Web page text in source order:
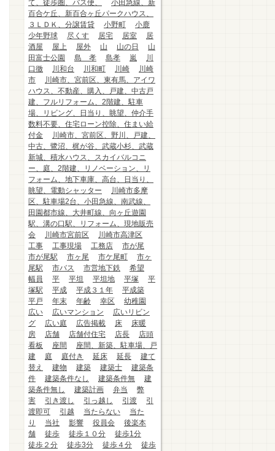
て、徒歩圏、バス便、
小田急線、新
百合ケ丘、新百合ヶ丘パークハウス、
３ＬＤＫ、分譲賃貸
小野町
小鹿
少年野球
尽くす 居宅 居室
居
酒屋
屋上 屋外 山 山の日
山
田富士公園
島 孝 島孝 嵐
川
口徹
川和台 川和町 川崎
川崎
市
川崎市、宮前区、東有馬、アイワ
ハウス、不動産、購入、戸建、中古戸
建、フルリフォーム、2階建、駐車
場、リビング、日当り、眺望、仲介手
数料不要、住宅ローン控除、住まい給
付金
川崎市、宮前区、野川、戸建、
中古、鷺沼、梶が谷、武蔵小杉、武蔵
新城、積水ハウス、スカイバルコニ
ー、庭、2階建、リノベーション、リ
フォーム、地下車庫、高台、日当り、
眺望、電動シャッター
川崎市多摩
区、駐車場2台、小田急線、南武線、
田園都市線、大井町線、向ヶ丘遊園
駅、溝の口駅、リフォーム、現地販売
会
川崎市宮前区
川崎市高津区
工事
工事現場 工務店
市が尾
市が尾駅
市ヶ尾 市ケ尾町
市ヶ
尾駅
市バス 市営地下鉄
希望
幅員
平 平坦 平坦地 平塚
平
塚駅
平成 平成３１年
平成築
平戸
年末 年齢 幸区
幼稚園
広い
広いマンション
広いリビン
グ
広い庭 広告掲載 床
床暖
房
店舗 店舗付住宅 店長
店頭
看板
座間
座間、新築、駐車場、戸
建
庭 庭付き 延床 延長
建て
替え
建物 建築 建築士
建築条
件
建築条件なし 建築条件無
建
築条件無し
建築計画 弁当
弊
害
引き渡し 引っ越し 引渡
引
渡即可
引越 当たらない
当た
り
当社 影響 役員会
後楽本
舗
徒歩 徒歩１０分
徒歩1分
徒歩２分
徒歩3分 徒歩４分
徒歩